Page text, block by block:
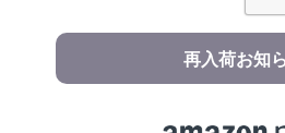
再入荷お知